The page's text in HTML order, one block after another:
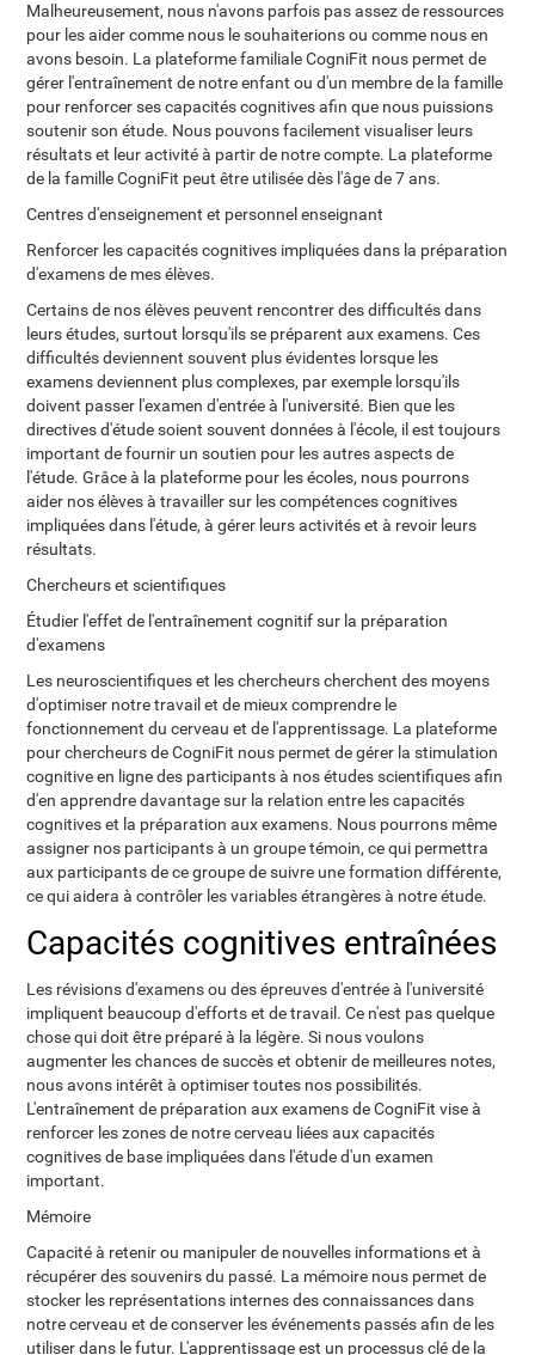
Malheureusement, nous n'avons parfois pas assez de ressources
pour les aider comme nous le souhaiterions ou comme nous en
avons besoin. La plateforme familiale CogniFit nous permet de
gérer l'entraînement de notre enfant ou d'un membre de la famille
pour renforcer ses capacités cognitives afin que nous puissions
soutenir son étude. Nous pouvons facilement visualiser leurs
résultats et leur activité à partir de notre compte. La plateforme
de la famille CogniFit peut être utilisée dès l'âge de 7 ans.
Centres d'enseignement et personnel enseignant
Renforcer les capacités cognitives impliquées dans la préparation
d'examens de mes élèves.
Certains de nos élèves peuvent rencontrer des difficultés dans
leurs études, surtout lorsqu'ils se préparent aux examens. Ces
difficultés deviennent souvent plus évidentes lorsque les
examens deviennent plus complexes, par exemple lorsqu'ils
doivent passer l'examen d'entrée à l'université. Bien que les
directives d'étude soient souvent données à l'école, il est toujours
important de fournir un soutien pour les autres aspects de
l'étude. Grâce à la plateforme pour les écoles, nous pourrons
aider nos élèves à travailler sur les compétences cognitives
impliquées dans l'étude, à gérer leurs activités et à revoir leurs
résultats.
Chercheurs et scientifiques
Étudier l'effet de l'entraînement cognitif sur la préparation
d'examens
Les neuroscientifiques et les chercheurs cherchent des moyens
d'optimiser notre travail et de mieux comprendre le
fonctionnement du cerveau et de l'apprentissage. La plateforme
pour chercheurs de CogniFit nous permet de gérer la stimulation
cognitive en ligne des participants à nos études scientifiques afin
d'en apprendre davantage sur la relation entre les capacités
cognitives et la préparation aux examens. Nous pourrons même
assigner nos participants à un groupe témoin, ce qui permettra
aux participants de ce groupe de suivre une formation différente,
ce qui aidera à contrôler les variables étrangères à notre étude.
Capacités cognitives entraînées
Les révisions d'examens ou des épreuves d'entrée à l'université
impliquent beaucoup d'efforts et de travail. Ce n'est pas quelque
chose qui doit être préparé à la légère. Si nous voulons
augmenter les chances de succès et obtenir de meilleures notes,
nous avons intérêt à optimiser toutes nos possibilités.
L'entraînement de préparation aux examens de CogniFit vise à
renforcer les zones de notre cerveau liées aux capacités
cognitives de base impliquées dans l'étude d'un examen
important.
Mémoire
Capacité à retenir ou manipuler de nouvelles informations et à
récupérer des souvenirs du passé. La mémoire nous permet de
stocker les représentations internes des connaissances dans
notre cerveau et de conserver les événements passés afin de les
utiliser dans le futur. L'apprentissage est un processus clé de la